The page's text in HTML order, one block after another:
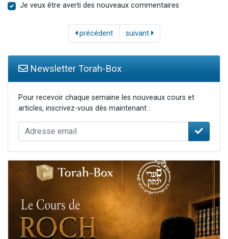
Je veux être averti des nouveaux commentaires
précédent suivant
Newsletter Torah-Box
Pour recevoir chaque semaine les nouveaux cours et
articles, inscrivez-vous dès maintenant :